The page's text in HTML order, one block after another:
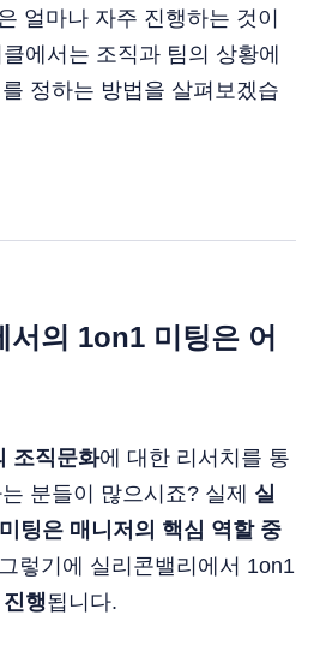
얼마나 자주 진행하는 것이
에서는 조직과 팀의 상황에
정하는 방법을 살펴보겠습
서의 1on1 미팅은 어
조직문화에 대한 리서치를 통
분들이 많으시죠? 실제 실
팅은 매니저의 핵심 역할 중
렇기에 실리콘밸리에서 1on1
행됩니다.